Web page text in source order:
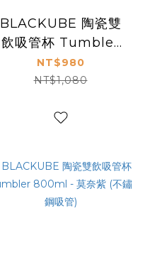
BLACKUBE 陶瓷雙
飲吸管杯 Tumbler
800ml - 肉桂粉 (不
鏽鋼吸管)
NT$980
NT$1,080